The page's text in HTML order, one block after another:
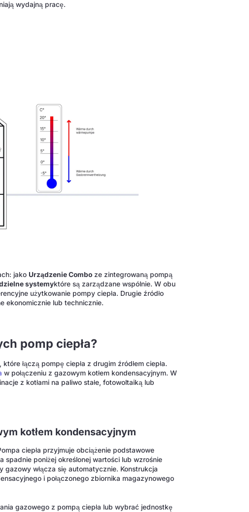
wydajną pracę.
jako Urządzenie Combo ze zintegrowaną pompą
systemyktóre są zarządzane wspólnie. W obu
użytkowanie pompy ciepła. Drugie źródło
ekonomicznie lub technicznie.
pomp ciepła?
łączą pompę ciepła z drugim źródłem ciepła.
w połączeniu z gazowym kotłem kondensacyjnym. W
z kotłami na paliwo stałe, fotowoltaiką lub
kotłem kondensacyjnym
ciepła przyjmuje obciążenie podstawowe
poniżej określonej wartości lub wzrośnie
gazowy włącza się automatycznie. Konstrukcja
i połączonego zbiornika magazynowego
gazowego z pompą ciepła lub wybrać jednostkę